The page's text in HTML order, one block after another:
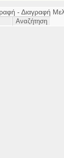
- Διαγραφή